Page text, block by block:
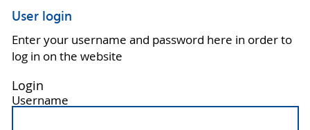
User login
Enter your username and password here in order to
log in on the website
Login
Username